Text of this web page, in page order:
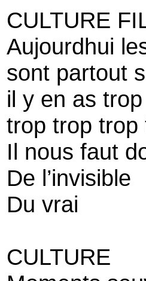
CULTURE
Aujourdhui
sont partout
il y en as trop
trop trop trop
Il nous faut
De l’invisible
Du vrai
CULTURE